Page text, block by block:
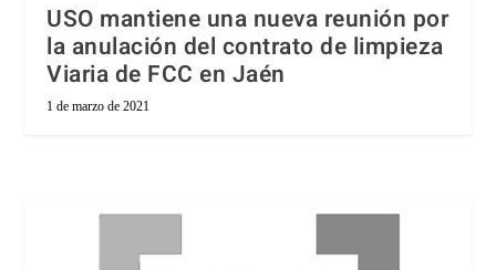
USO mantiene una nueva reunión por
la anulación del contrato de limpieza
Viaria de FCC en Jaén
1 de marzo de 2021